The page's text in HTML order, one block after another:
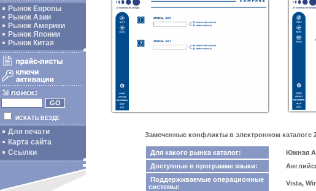
Рынок Европы
Рынок Азии
Рынок Америки
Рынок Японии
Рынок Китая
ИСКАТЬ ВЕЗДЕ
Для печати
Карта сайта
Ссылки
Замеченные конфликты в электронном каталоге
Для какого рынка каталог:
Южная
Доступные в программе языки:
Поддерживаемые операционные
системы:
Vista,